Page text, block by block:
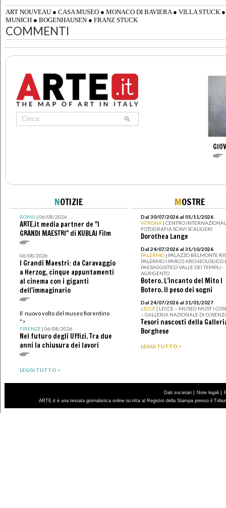
ART NOUVEAU ● CASA MUSEO ● MONACO DI BAVIERA ● VILLA STUCK
MUNICH ● BOGENHAUSEN ● FRANZ STUCK
COMMENTI
NOTIZIE
ROMA| 06/08/2026
ARTE.it media partner de "I
GRANDI MAESTRI" di KUBLAI Film
06/08/2026
I Grandi Maestri: da Caravaggio
a Herzog, cinque appuntamenti
al cinema con i giganti
dell'immaginario
Il nuovo volto del museo fiorentino
">
FIRENZE| 06/08/2026
Nel futuro degli Uffizi. Tra due
anni la chiusura dei lavori
LEGGI TUTTO >
MOSTRE
Dal 30/07/2026 al 01/11/2026
VERONA | CENTRO
FOTOGRAFIA SCAVI SCALIGERI
Dorothea Lange
Dal 24/07/2026 al 31/10/2026
PALERMO | PALAZZO BELMONTE
PALERMO I PARCO ARCHEOLOGICO
PAESAGGISTICO VALLE DEI TEMPLI -
AGRIGENTO
Botero. L’incanto del Mito I
Botero. Il peso dei sogni
Dal 24/07/2026 al 31/01/2027
LECCE | LECCE – MUSEO MUST I
– GALLERIA NAZIONALE DI
Tesori nascosti della
Borghese
LEGGI TUTTO >
Dati societari | Note legali |
ARTE.it è una testata giornalistica online iscritta al Registro della Stampa presso il